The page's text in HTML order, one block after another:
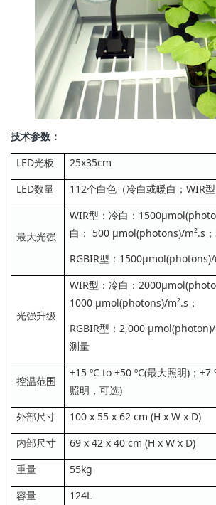
技术参数：
LED光板
25x35cm
LED数量
112个白色（冷白或暖白；WIR型
最大光强
WIR型：冷白：
白： 500 µmol(photons)/m².s
RGBIR型：1500µmol(photons)/
光强升级
WIR型：冷白：
1000 µmol(photons)/m².s；
RGBIR型：2,000
测量
控温范围
+15 ºC to +50 ºC(最大照明)；+7
照明，可选)
外部尺寸
100 x 55 x 62 cm (H x W x D)
内部尺寸
69 x 42 x 40 cm (H x W x D)
重量
55kg
容量
124L